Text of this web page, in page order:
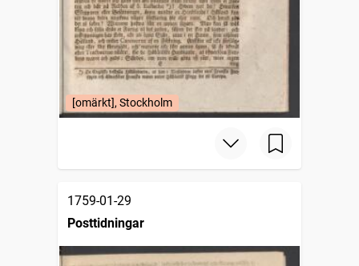
[omärkt], Stockholm
1759-01-29
Posttidningar